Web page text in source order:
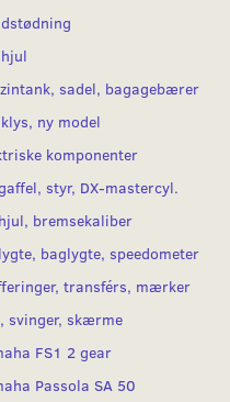
sadel, bagagebærer
ny model
komponenter
styr, DX-mastercyl.
bremsekaliber
baglygte, speedometer
transférs, mærker
svinger, skærme
FS1 2 gear
Passola SA 50